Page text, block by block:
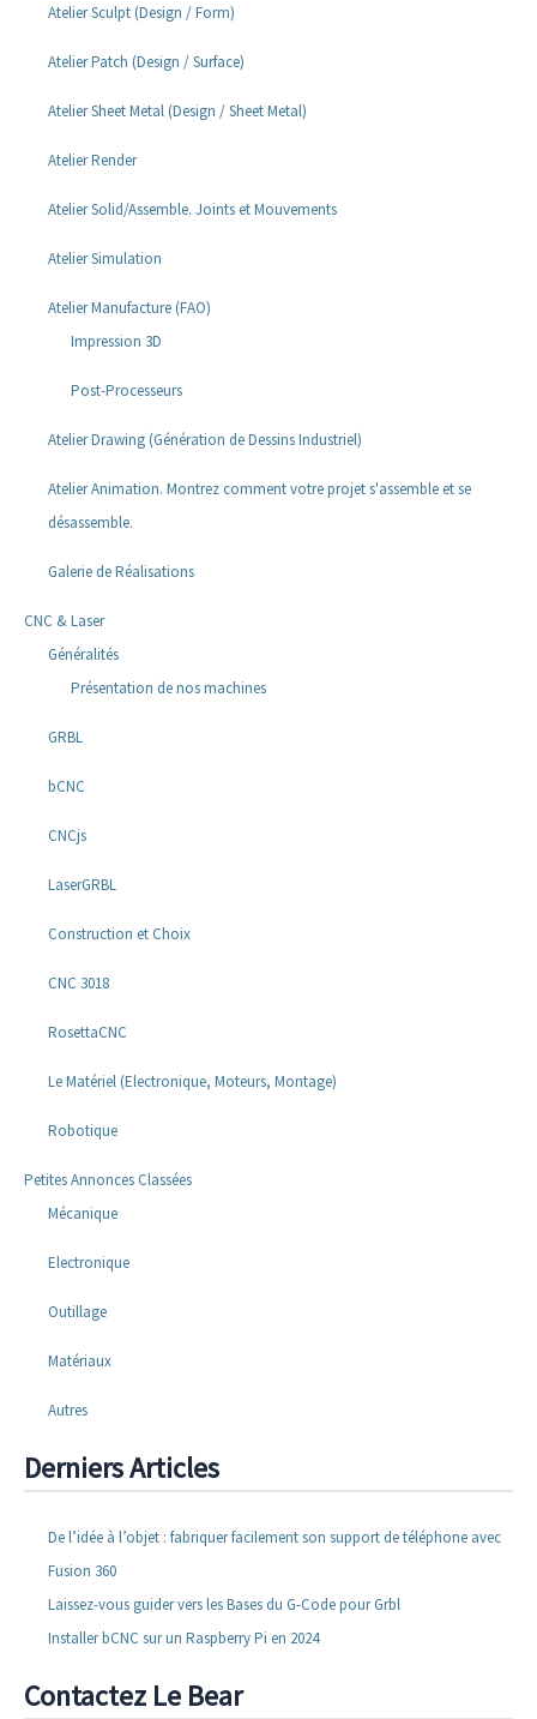
Atelier Sculpt (Design / Form)
Atelier Patch (Design / Surface)
Atelier Sheet Metal (Design / Sheet Metal)
Atelier Render
Atelier Solid/Assemble. Joints et Mouvements
Atelier Simulation
Atelier Manufacture (FAO)
Impression 3D
Post-Processeurs
Atelier Drawing (Génération de Dessins Industriel)
Atelier Animation. Montrez comment votre projet s'assemble et se
désassemble.
Galerie de Réalisations
CNC & Laser
Généralités
Présentation de nos machines
GRBL
bCNC
CNCjs
LaserGRBL
Construction et Choix
CNC 3018
RosettaCNC
Le Matériel (Electronique, Moteurs, Montage)
Robotique
Petites Annonces Classées
Mécanique
Electronique
Outillage
Matériaux
Autres
Derniers Articles
De l’idée à l’objet : fabriquer facilement son support de téléphone avec
Fusion 360
Laissez-vous guider vers les Bases du G-Code pour Grbl
Installer bCNC sur un Raspberry Pi en 2024
Contactez Le Bear